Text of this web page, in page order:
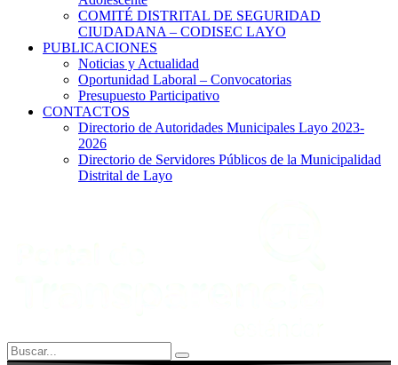
COMITÉ DISTRITAL DE SEGURIDAD
CIUDADANA – CODISEC LAYO
PUBLICACIONES
Noticias y Actualidad
Oportunidad Laboral – Convocatorias
Presupuesto Participativo
CONTACTOS
Directorio de Autoridades Municipales Layo 2023-
2026
Directorio de Servidores Públicos de la Municipalidad
Distrital de Layo